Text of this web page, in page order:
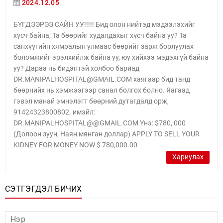
2024.12.05
БҮГДЭЭРЭЭ САЙН УУ!!!!! Бид олон нийтэд мэдээлэхийг
хүсч байна; Та бөөрийг худалдахыг хүсч байна уу? Та
санхүүгийн хямралын улмаас бөөрийг зарж борлуулах
боломжийг эрэлхийлж байна уу, юу хийхээ мэдэхгүй байна
уу? Дараа нь бидэнтэй холбоо бариад
DR.MANIPALHOSPITAL@GMAIL.COM хаягаар бид танд
бөөрнийх нь хэмжээгээр санал болгох болно. Яагаад
гэвэл манай эмнэлэгт бөөрний дутагдалд орж,
91424323800802. имэйл:
DR.MANIPALHOSPITAL@@GMAIL.COM Yнэ: $780, 000
(Долоон зуун, Наян мянган доллар) APPLY TO SELL YOUR
KIDNEY FOR MONEY NOW $ 780,000.00
Хариулах
СЭТГЭГДЭЛ БИЧИХ